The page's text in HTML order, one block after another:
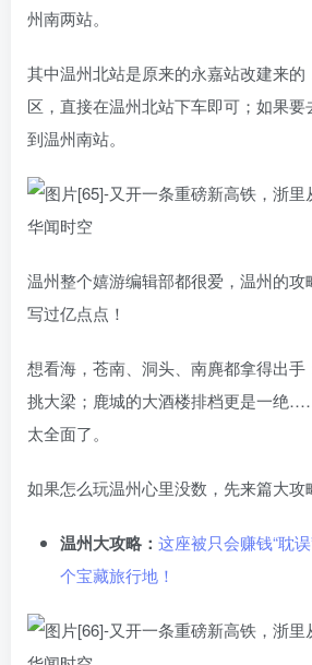
州南两站。
其中温州北站是原来的永嘉站改建来
区，直接在温州北站下车即可；如果
到温州南站。
温州整个嬉游编辑部都很爱，温州的攻
写过亿点点！
想看海，苍南、洞头、南麂都拿得出手
挑大梁；鹿城的大酒楼排档更是一绝
太全面了。
如果怎么玩温州心里没数，先来篇大攻
温州大攻略： 这座被只会赚钱“耽
个宝藏旅行地！